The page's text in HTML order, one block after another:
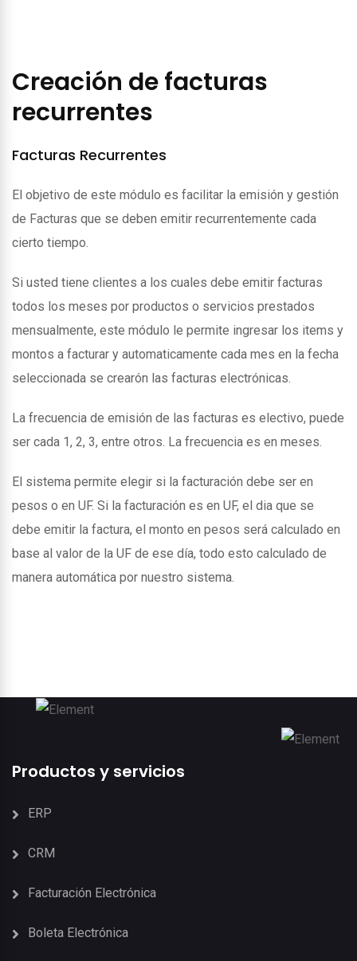
Creación de facturas
recurrentes
Facturas Recurrentes
El objetivo de este módulo es facilitar la emisión y gestión
de Facturas que se deben emitir recurrentemente cada
cierto tiempo.
Si usted tiene clientes a los cuales debe emitir facturas
todos los meses por productos o servicios prestados
mensualmente, este módulo le permite ingresar los items y
montos a facturar y automaticamente cada mes en la fecha
seleccionada se crearón las facturas electrónicas.
La frecuencia de emisión de las facturas es electivo, puede
ser cada 1, 2, 3, entre otros. La frecuencia es en meses.
El sistema permite elegir si la facturación debe ser en
pesos o en UF. Si la facturación es en UF, el dia que se
debe emitir la factura, el monto en pesos será calculado en
base al valor de la UF de ese día, todo esto calculado de
manera automática por nuestro sistema.
Productos y servicios
ERP
CRM
Facturación Electrónica
Boleta Electrónica